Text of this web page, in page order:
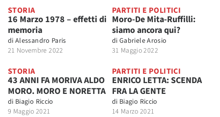
STORIA
16 Marzo 1978 – effetti di
memoria
di Alessandro Paris
21 Novembre 2022
PARTITI E POLITICI
Moro-De Mita-Ruffilli:
siamo ancora qui?
di Gabriele Arosio
31 Maggio 2022
STORIA
43 ANNI FA MORIVA ALDO
MORO. MORO E NORETTA
di Biagio Riccio
9 Maggio 2021
PARTITI E POLITICI
ENRICO LETTA: SCENDA
FRA LA GENTE
di Biagio Riccio
14 Marzo 2021